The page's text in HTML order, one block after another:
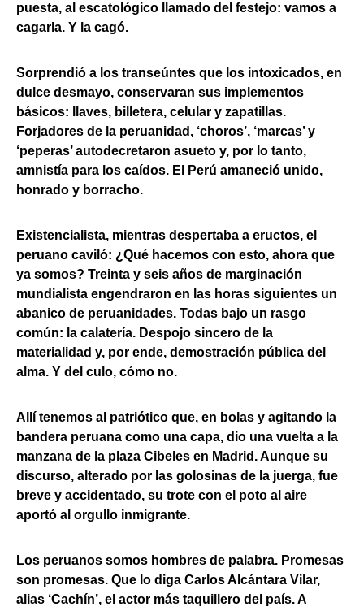
puesta, al escatológico llamado del festejo: vamos a
cagarla. Y la cagó.
Sorprendió a los transeúntes que los intoxicados, en
dulce desmayo, conservaran sus implementos
básicos: llaves, billetera, celular y zapatillas.
Forjadores de la peruanidad, ‘choros’, ‘marcas’ y
‘peperas’ autodecretaron asueto y, por lo tanto,
amnistía para los caídos. El Perú amaneció unido,
honrado y borracho.
Existencialista, mientras despertaba a eructos, el
peruano caviló: ¿Qué hacemos con esto, ahora que
ya somos? Treinta y seis años de marginación
mundialista engendraron en las horas siguientes un
abanico de peruanidades. Todas bajo un rasgo
común: la calatería. Despojo sincero de la
materialidad y, por ende, demostración pública del
alma. Y del culo, cómo no.
Allí tenemos al patriótico que, en bolas y agitando la
bandera peruana como una capa, dio una vuelta a la
manzana de la plaza Cibeles en Madrid. Aunque su
discurso, alterado por las golosinas de la juerga, fue
breve y accidentado, su trote con el poto al aire
aportó al orgullo inmigrante.
Los peruanos somos hombres de palabra. Promesas
son promesas. Que lo diga Carlos Alcántara Vilar,
alias ‘Cachín’, el actor más taquillero del país. A